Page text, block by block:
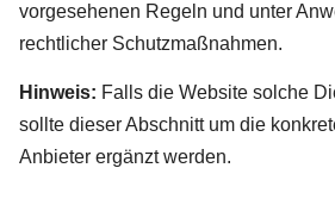
vorgesehenen Regeln und unter
rechtlicher Schutzmaßnahmen.
Hinweis: Falls die Website solche
sollte dieser Abschnitt um die
Anbieter ergänzt werden.